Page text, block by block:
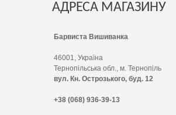
АДРЕСА МАГАЗИНУ
Барвиста Вишиванка
46001, Україна
Тернопільська обл., м. Тернопіль
вул. Кн. Острозького, буд. 12
+38 (068) 936-39-13